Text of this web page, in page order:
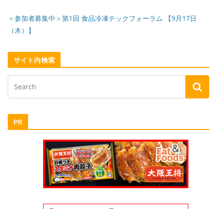
＜参加者募集中＞第1回 食品冷凍テックフォーラム 【9月17日
（木）】
サイト内検索
PR